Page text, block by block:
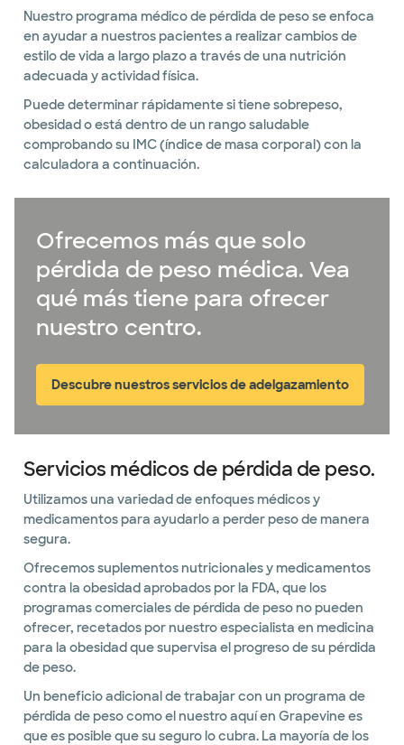
Nuestro programa médico de pérdida de peso se enfoca
en ayudar a nuestros pacientes a realizar cambios de
estilo de vida a largo plazo a través de una nutrición
adecuada y actividad física.
Puede determinar rápidamente si tiene sobrepeso,
obesidad o está dentro de un rango saludable
comprobando su IMC (índice de masa corporal) con la
calculadora a continuación.
Ofrecemos más que solo
pérdida de peso médica. Vea
qué más tiene para ofrecer
nuestro centro.
Descubre nuestros servicios de adelgazamiento
Servicios médicos de pérdida de peso.
Utilizamos una variedad de enfoques médicos y
medicamentos para ayudarlo a perder peso de manera
segura.
Ofrecemos suplementos nutricionales y medicamentos
contra la obesidad aprobados por la FDA, que los
programas comerciales de pérdida de peso no pueden
ofrecer, recetados por nuestro especialista en medicina
para la obesidad que supervisa el progreso de su pérdida
de peso.
Un beneficio adicional de trabajar con un programa de
pérdida de peso como el nuestro aquí en Grapevine es
que es posible que su seguro lo cubra. La mayoría de los